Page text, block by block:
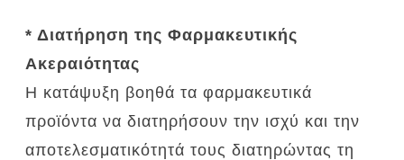
* Διατήρηση της Φαρμακευτικής
Ακεραιότητας
Η κατάψυξη βοηθά τα φαρμακευτικά
προϊόντα να διατηρήσουν την ισχύ και την
αποτελεσματικότητά τους διατηρώντας τη